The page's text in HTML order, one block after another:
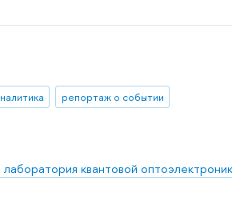
репортаж о событии
квантовой